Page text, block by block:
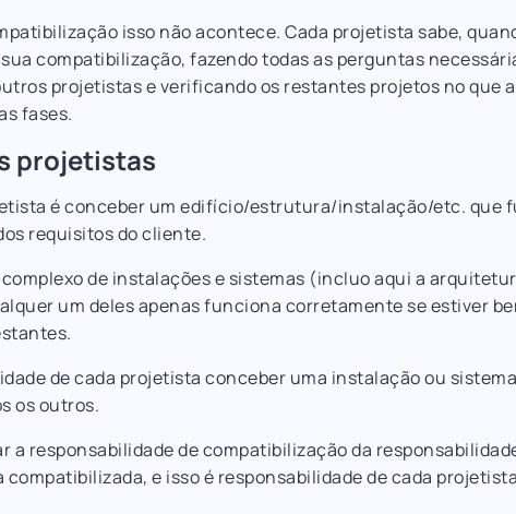
isso não acontece. Cada projetista sabe,
compatibilização, fazendo todas as perguntas
projetistas e verificando os restantes projetos no que
fases.
projetistas
é conceber um edifício/estrutura/instalação/etc. que
requisitos do cliente.
de instalações e sistemas (incluo aqui a
um deles apenas funciona corretamente se estiver
de cada projetista conceber uma instalação ou
os outros.
a responsabilidade de compatibilização da
e isso é responsabilidade de cada